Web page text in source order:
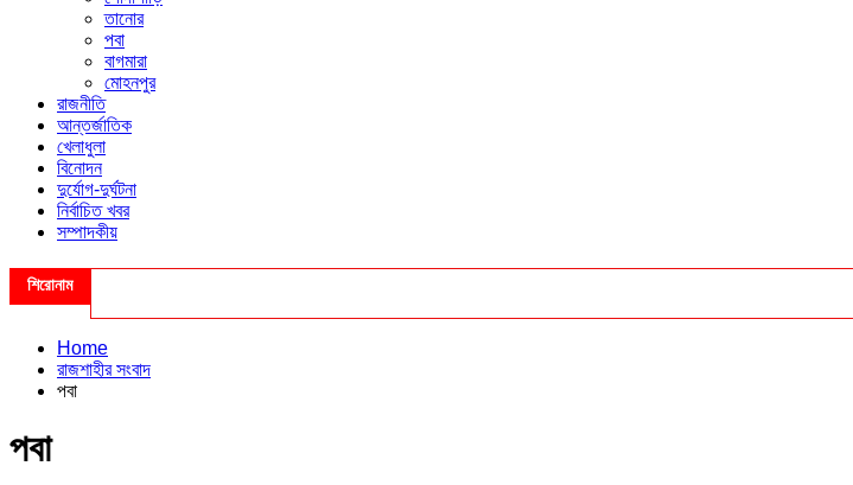
তানোর
পবা
বাগমারা
মোহনপুর
রাজনীতি
আন্তর্জাতিক
খেলাধুলা
বিনোদন
দুর্যোগ-দুর্ঘটনা
নির্বাচিত খবর
সম্পাদকীয়
শিরোনাম
Home
রাজশাহীর সংবাদ
পবা
পবা